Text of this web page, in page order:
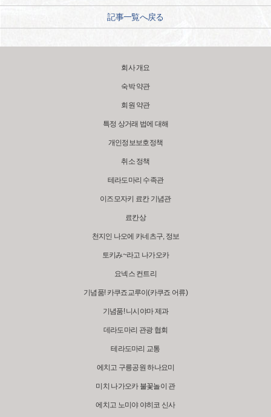
記事一覧へ戻る
회사 개요
숙박 약관
회원 약관
특정 상거래 법에 대해
개인정보보호정책
취소 정책
테라도마리 수족관
이즈모자키 료칸 기념관
료칸상
천지인 나오에 카네츠구, 정보
토키み~라고 나가오카
요넥스 컨트리
기념품! 카쿠죠교루이(카쿠죠 어류)
기념품! 니시야마 제과
데라도마리 관광 협회
테라도마리 교통
에치고 구릉공원 하나요미
미치 나가오카 불꽃놀이 관
에치고 노미야 야히코 신사